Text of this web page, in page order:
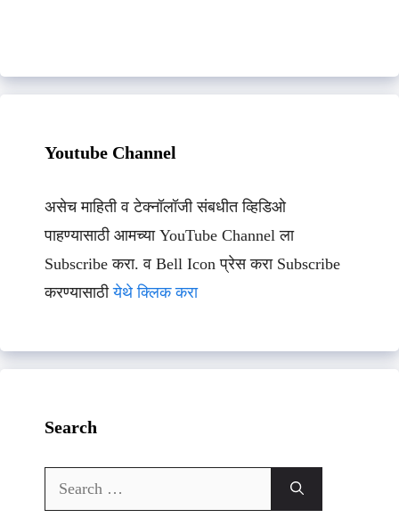
Youtube Channel
असेच माहिती व टेक्नॉलॉजी संबधीत व्हिडिओ
पाहण्यासाठी आमच्या YouTube Channel ला
Subscribe करा. व Bell Icon प्रेस करा Subscribe
करण्यासाठीयेथे क्लिक करा
Search
Search
for: